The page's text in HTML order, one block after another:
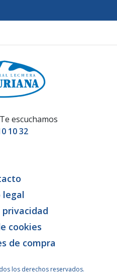
escuchamos
10 32
legal
cookies
de compra
los derechos reservados.